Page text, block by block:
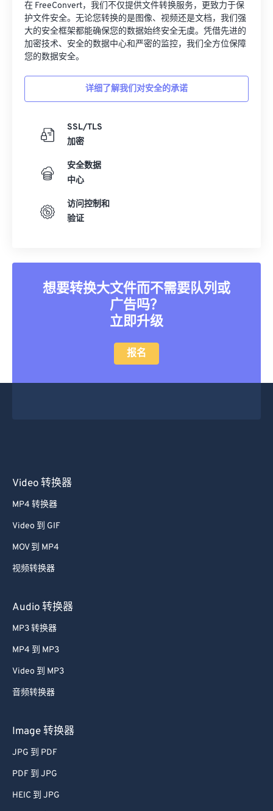
在 FreeConvert，我们不仅提供文件转换服务，更致力于保
护文件安全。无论您转换的是图像、视频还是文档，我们强
大的安全框架都能确保您的数据始终安全无虞。凭借先进的
加密技术、安全的数据中心和严密的监控，我们全方位保障
您的数据安全。
详细了解我们对安全的承诺
SSL/TLS
加密
安全数据
中心
访问控制和
验证
想要转换大文件而不需要队列或
广告吗？
立即升级
报名
Video 转换器
MP4 转换器
Video 到 GIF
MOV 到 MP4
视频转换器
Audio 转换器
MP3 转换器
MP4 到 MP3
Video 到 MP3
音频转换器
Image 转换器
JPG 到 PDF
PDF 到 JPG
HEIC 到 JPG